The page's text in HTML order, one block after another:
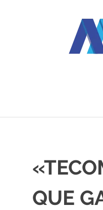
QUE